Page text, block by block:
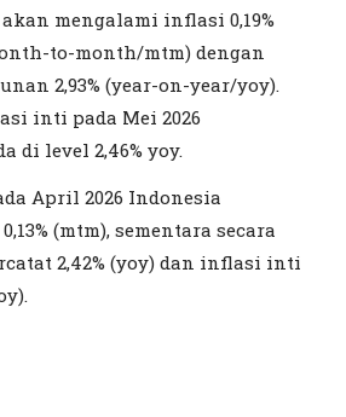
mengalami inflasi 0,19%
to-month/mtm) dengan
2,93% (year-on-year/yoy).
inti pada Mei 2026
di level 2,46% yoy.
April 2026 Indonesia
(mtm), sementara secara
2,42% (yoy) dan inflasi inti